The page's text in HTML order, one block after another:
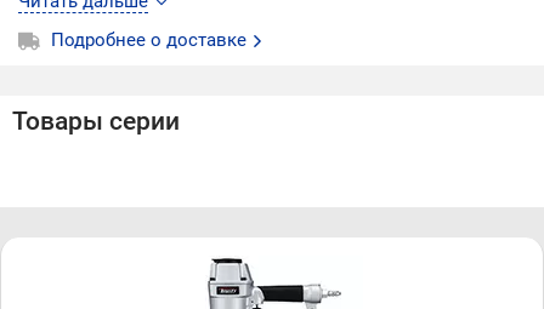
• используется на мебельном производстве
Подробнее о доставке
Товары серии